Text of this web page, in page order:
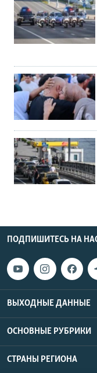
ПОДПИШИТЕСЬ НА
ВЫХОДНЫЕ ДАННЫЕ
ОСНОВНЫЕ РУБРИКИ
СТРАНЫ РЕГИОНА